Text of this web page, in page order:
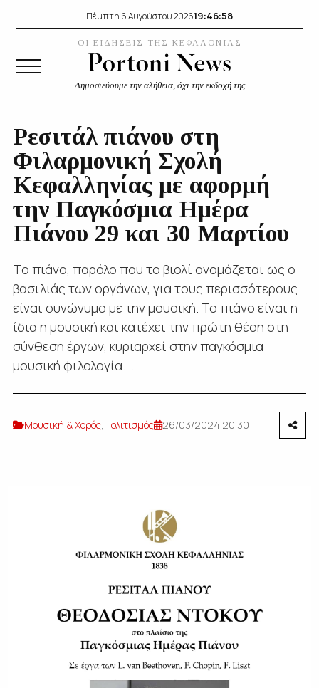
Πέμπτη 6 Αυγούστου 202619:46:58
ΟΙ ΕΙΔΗΣΕΙΣ ΤΗΣ ΚΕΦΑΛΟΝΙΑΣ
Δημοσιεύουμε την αλήθεια, όχι την εκδοχή της
Ρεσιτάλ πιάνου στη
Φιλαρμονική Σχολή
Κεφαλληνίας με αφορμή
την Παγκόσμια Ημέρα
Πιάνου 29 και 30 Μαρτίου
Tο πιάνο, παρόλο που το βιολί ονομάζεται ως ο
βασιλιάς των οργάνων, για τους περισσότερους
είναι συνώνυμο με την μουσική. Το πιάνο είναι η
ίδια η μουσική και κατέχει την πρώτη θέση στη
σύνθεση έργων, κυριαρχεί στην παγκόσμια
μουσική φιλολογία....
Μουσική & Χορός,Πολιτισμός 26/03/2024 20:30